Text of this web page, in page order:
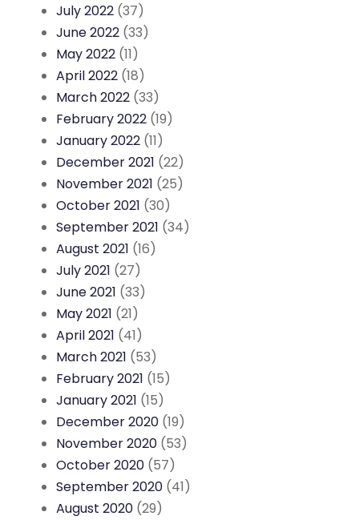
July 2022 (37)
June 2022 (33)
May 2022 (11)
April 2022 (18)
March 2022 (33)
February 2022 (19)
January 2022 (11)
December 2021 (22)
November 2021 (25)
October 2021 (30)
September 2021 (34)
August 2021 (16)
July 2021 (27)
June 2021 (33)
May 2021 (21)
April 2021 (41)
March 2021 (53)
February 2021 (15)
January 2021 (15)
December 2020 (19)
November 2020 (53)
October 2020 (57)
September 2020 (41)
August 2020 (29)